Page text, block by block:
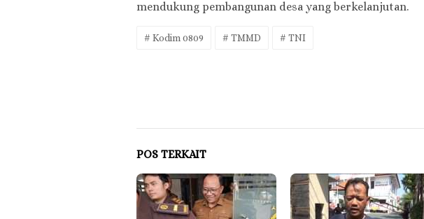
mendukung pembangunan desa yang berkelanjutan.
# Kodim 0809 # TMMD # TNI
POS TERKAIT